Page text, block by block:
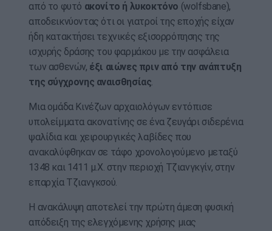
από το φυτό ακονίτο ή λυκοκτόνο (wolfsbane),
αποδεικνύοντας ότι οι γιατροί της εποχής είχαν
ήδη κατακτήσει τεχνικές εξισορρόπησης της
ισχυρής δράσης του φαρμάκου με την ασφάλεια
των ασθενών, έξι αιώνες πριν από την ανάπτυξη
της σύγχρονης αναισθησίας.
Μια ομάδα Κινέζων αρχαιολόγων εντόπισε
υπολείμματα ακονατίνης σε ένα ζευγάρι σιδερένια
ψαλίδια και χειρουργικές λαβίδες που
ανακαλύφθηκαν σε τάφο χρονολογούμενο μεταξύ
1348 και 1411 μ.Χ. στην περιοχή Τζιανγκγίν, στην
επαρχία Τζιανγκσού.
Η ανακάλυψη αποτελεί την πρώτη άμεση φυσική
απόδειξη της ελεγχόμενης χρήσης μιας